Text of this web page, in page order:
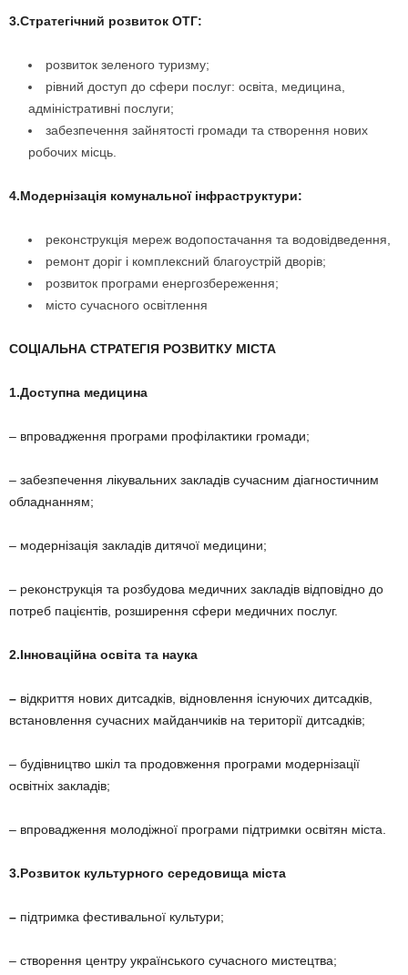
3.Стратегічний розвиток ОТГ:
розвиток зеленого туризму;
рівний доступ до сфери послуг: освіта, медицина,
адміністративні послуги;
забезпечення зайнятості громади та створення нових
робочих місць.
4.Модернізація комунальної інфраструктури:
реконструкція мереж водопостачання та водовідведення,
ремонт доріг і комплексний благоустрій дворів;
розвиток програми енергозбереження;
місто сучасного освітлення
СОЦІАЛЬНА СТРАТЕГІЯ РОЗВИТКУ МІСТА
1.Доступна медицина
– впровадження програми профілактики громади;
– забезпечення лікувальних закладів сучасним діагностичним
обладнанням;
– модернізація закладів дитячої медицини;
– реконструкція та розбудова медичних закладів відповідно до
потреб пацієнтів, розширення сфери медичних послуг.
2.Інноваційна освіта та наука
– відкриття нових дитсадків, відновлення існуючих дитсадків,
встановлення сучасних майданчиків на території дитсадків;
– будівництво шкіл та продовження програми модернізації
освітніх закладів;
– впровадження молодіжної програми підтримки освітян міста.
3.Розвиток культурного середовища міста
– підтримка фестивальної культури;
– створення центру українського сучасного мистецтва;